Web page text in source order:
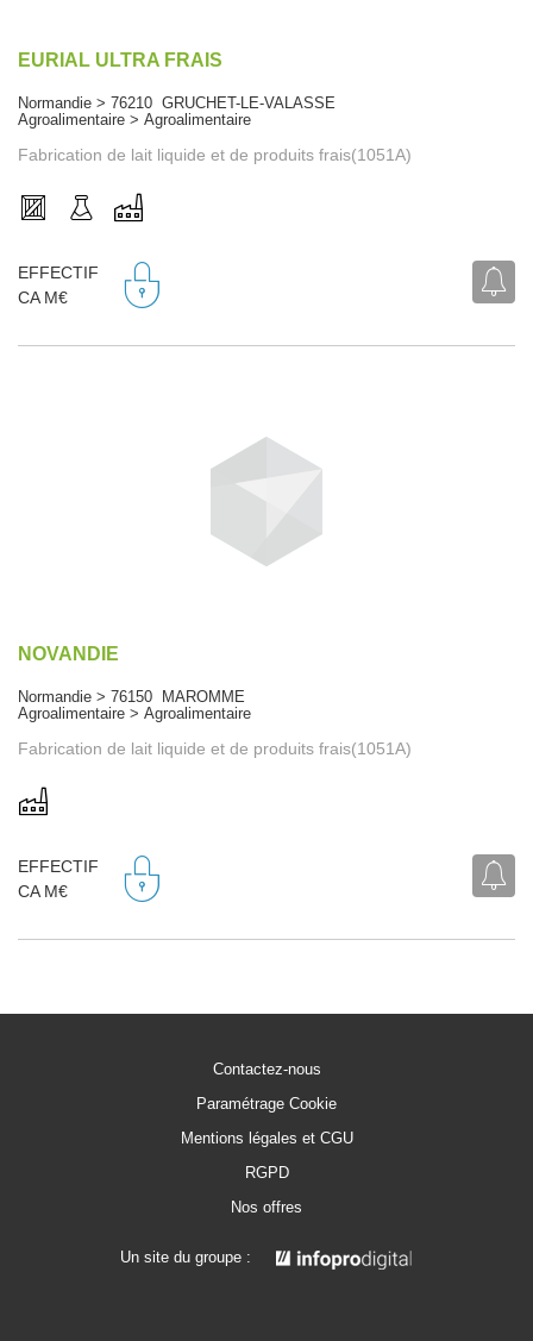
EURIAL ULTRA FRAIS
Normandie > 76210 GRUCHET-LE-VALASSE
Agroalimentaire > Agroalimentaire
Fabrication de lait liquide et de produits frais(1051A)
EFFECTIF
CA M€
NOVANDIE
Normandie > 76150 MAROMME
Agroalimentaire > Agroalimentaire
Fabrication de lait liquide et de produits frais(1051A)
EFFECTIF
CA M€
Contactez-nous
Paramétrage Cookie
Mentions légales et CGU
RGPD
Nos offres
Un site du groupe :